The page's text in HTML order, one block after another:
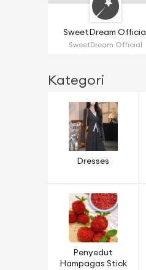
SweetDream Official
SweetDream Official
Kategori
Dresses
Penyedut
Hampagas Stick